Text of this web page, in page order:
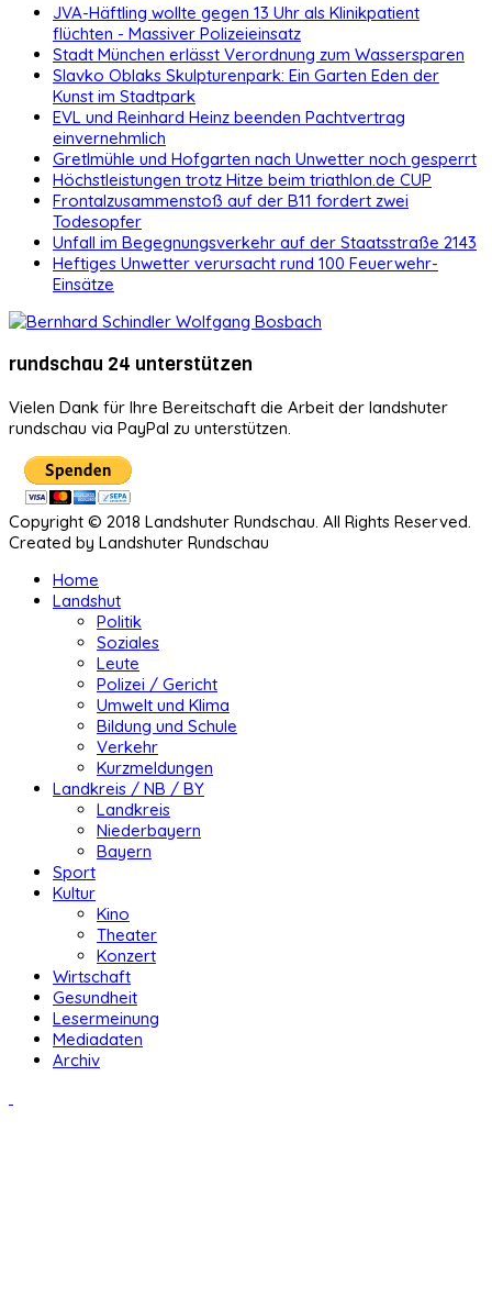
JVA-Häftling wollte gegen 13 Uhr als Klinikpatient
flüchten - Massiver Polizeieinsatz
Stadt München erlässt Verordnung zum Wassersparen
Slavko Oblaks Skulpturenpark: Ein Garten Eden der
Kunst im Stadtpark
EVL und Reinhard Heinz beenden Pachtvertrag
einvernehmlich
Gretlmühle und Hofgarten nach Unwetter noch gesperrt
Höchstleistungen trotz Hitze beim triathlon.de CUP
Frontalzusammenstoß auf der B11 fordert zwei
Todesopfer
Unfall im Begegnungsverkehr auf der Staatsstraße 2143
Heftiges Unwetter verursacht rund 100 Feuerwehr-
Einsätze
rundschau 24 unterstützen
Vielen Dank für Ihre Bereitschaft die Arbeit der landshuter
rundschau via PayPal zu unterstützen.
Copyright © 2018 Landshuter Rundschau. All Rights Reserved.
Created by Landshuter Rundschau
Home
Landshut
Politik
Soziales
Leute
Polizei / Gericht
Umwelt und Klima
Bildung und Schule
Verkehr
Kurzmeldungen
Landkreis / NB / BY
Landkreis
Niederbayern
Bayern
Sport
Kultur
Kino
Theater
Konzert
Wirtschaft
Gesundheit
Lesermeinung
Mediadaten
Archiv